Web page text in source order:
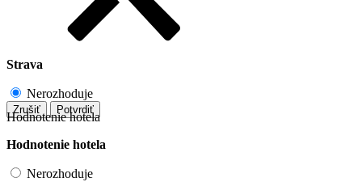
Strava
Nerozhoduje
Zrušiť Potvrdiť
Hodnotenie hotela
Hodnotenie hotela
Nerozhoduje